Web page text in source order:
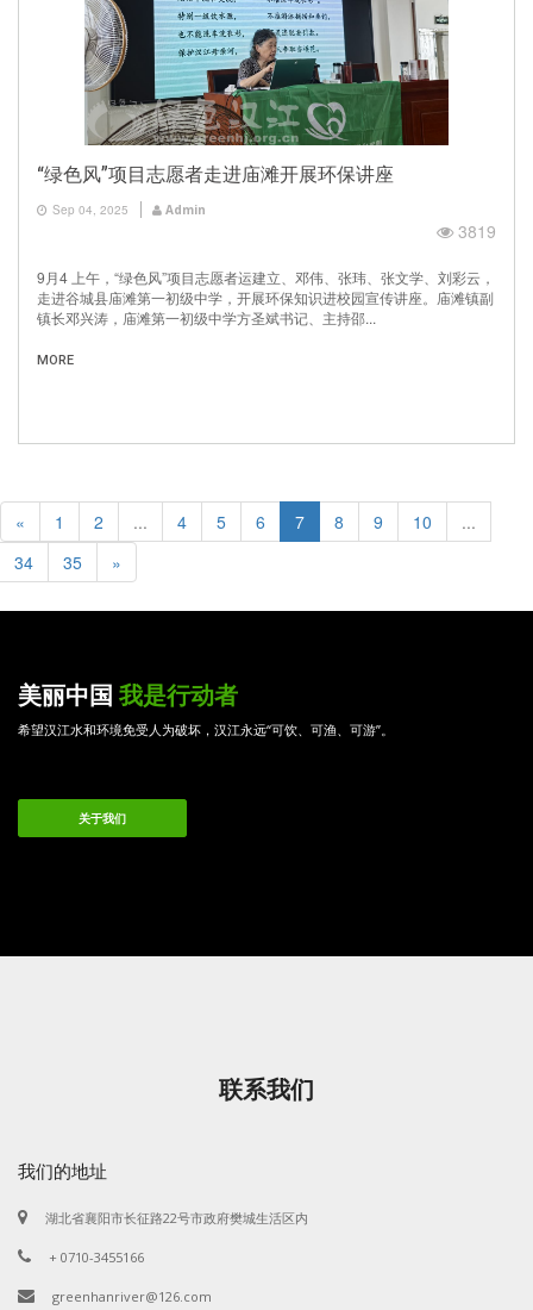
“绿色风”项目志愿者走进庙滩开展环保讲座
Sep 04, 2025 Admin
3819
9月4 上午，“绿色风”项目志愿者运建立、邓伟、张玮、张文学、刘彩云，
走进谷城县庙滩第一初级中学，开展环保知识进校园宣传讲座。庙滩镇副
镇长邓兴涛，庙滩第一初级中学方圣斌书记、主持邵...
MORE
« 1 2 ... 4 5 6 7 8 9 10
...
34
35 »
美丽中国 我是行动者
希望汉江水和环境免受人为破坏，汉江永远“可饮、可渔、可游”。
关于我们
联系我们
我们的地址
湖北省襄阳市长征路22号市政府樊城生活区内
+ 0710-3455166
greenhanriver@126.com